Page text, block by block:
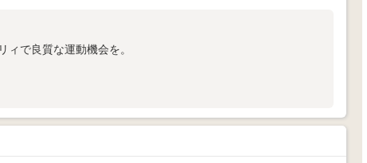
ィで良質な運動機会を。
合わせください。